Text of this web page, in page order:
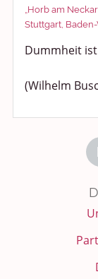
„Horb am
Stuttgart,
Dummheit
(Wilhelm